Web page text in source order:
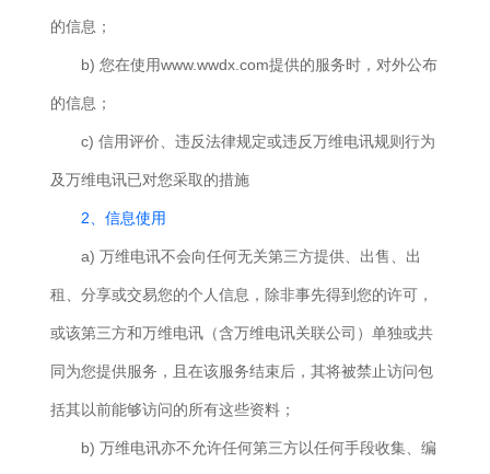
的信息；
b) 您在使用www.wwdx.com提供的服务时，对外公布
的信息；
c) 信用评价、违反法律规定或违反万维电讯规则行为
及万维电讯已对您采取的措施
2、信息使用
a) 万维电讯不会向任何无关第三方提供、出售、出
租、分享或交易您的个人信息，除非事先得到您的许可，
或该第三方和万维电讯（含万维电讯关联公司）单独或共
同为您提供服务，且在该服务结束后，其将被禁止访问包
括其以前能够访问的所有这些资料；
b) 万维电讯亦不允许任何第三方以任何手段收集、编